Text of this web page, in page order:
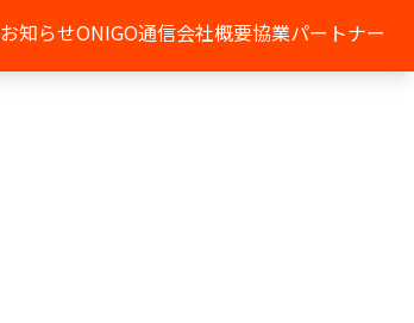
お知らせONIGO通信会社概要協業パートナー